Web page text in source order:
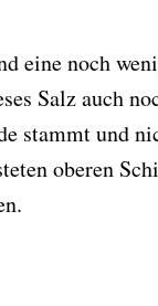
eine noch
Salz auch
stammt und
oberen